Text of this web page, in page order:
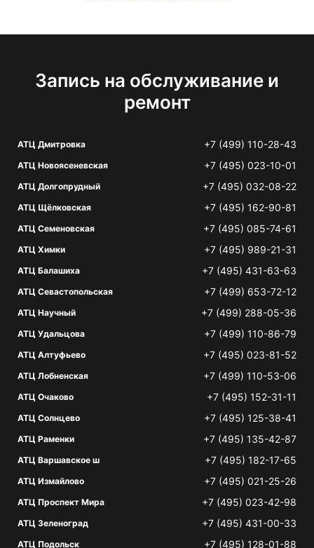
Запись на обслуживание и
ремонт
АТЦ Дмитровка +7 (499) 110-28-43
АТЦ Новоясеневская +7 (495) 023-10-01
АТЦ Долгопрудный +7 (495) 032-08-22
АТЦ Щёлковская +7 (495) 162-90-81
АТЦ Семеновская +7 (495) 085-74-61
АТЦ Химки +7 (495) 989-21-31
АТЦ Балашиха +7 (495) 431-63-63
АТЦ Севастопольская +7 (499) 653-72-12
АТЦ Научный +7 (499) 288-05-36
АТЦ Удальцова +7 (499) 110-86-79
АТЦ Алтуфьево +7 (495) 023-81-52
АТЦ Лобненская +7 (499) 110-53-06
АТЦ Очаково +7 (495) 152-31-11
АТЦ Солнцево +7 (495) 125-38-41
АТЦ Раменки +7 (495) 135-42-87
АТЦ Варшавское ш +7 (495) 182-17-65
АТЦ Измайлово +7 (495) 021-25-26
АТЦ Проспект Мира +7 (495) 023-42-98
АТЦ Зеленоград +7 (495) 431-00-33
АТЦ Подольск +7 (495) 128-01-88